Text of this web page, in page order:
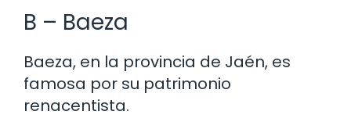
B – Baeza
Baeza, en la provincia de Jaén, es
famosa por su patrimonio
renacentista.